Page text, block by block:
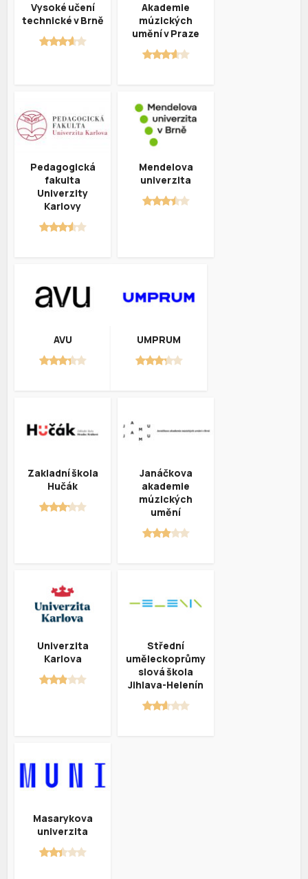
Vysoké učení
technické v Brně
Akademie
múzických
umění v Praze
Pedagogická
fakulta
Univerzity
Karlovy
Mendelova
univerzita
AVU UMPRUM
Zakladní škola
Hučák
Janáčkova
akademie
múzických
umění
Univerzita
Karlova
Střední
uměleckoprůmy
slová škola
Jihlava-Helenín
Masarykova
univerzita